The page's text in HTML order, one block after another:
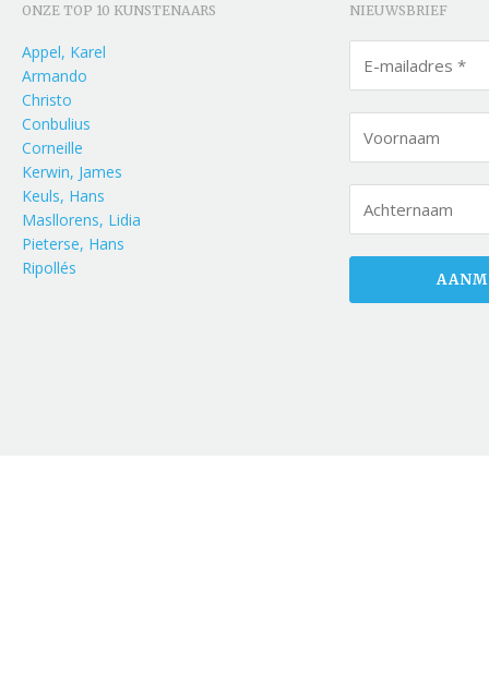
ONZE TOP 10 KUNSTENAARS
Appel, Karel
Armando
Christo
Conbulius
Corneille
Kerwin, James
Keuls, Hans
Masllorens, Lidia
Pieterse, Hans
Ripollés
NIEUWSBRIEF